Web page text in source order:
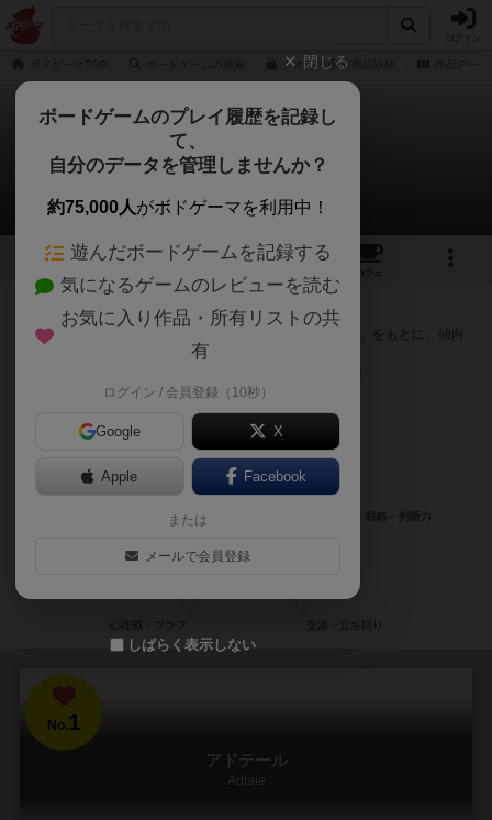
クオキの通販/商品詳細
クオキ
次のおすすめボードゲーム
2
カフェ
『クオキ』が好きな方へのおすすめ
このゲームのトップページで投票された「プレイ感の評価」をもとに、傾向
が近いボードゲームをランキング形式で紹介します。
No.1
アドテール
Adtale
閉じる
ボードゲームのプレイ履歴を記録し
て、
自分のデータを管理しませんか？
約75,000人がボドゲーマを利用中！
遊んだボードゲームを記録する
気になるゲームのレビューを読む
お気に入り作品・所有リストの共
有
ログイン / 会員登録（10秒）
Google X
Apple Facebook
または
メールで会員登録
しばらく表示しない